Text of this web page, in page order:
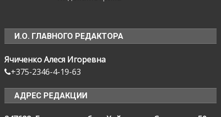
И.О. ГЛАВНОГО РЕДАКТОРА
Ячиченко Алеся Игоревна
+375-2346-4-19-63
АДРЕС РЕДАКЦИИ